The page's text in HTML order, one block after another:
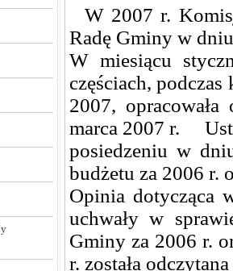
W 2007 r.
Radę Gminy w
W miesiącu
częściach,
2007,
marca 2007 r.
posiedzeniu w
budżetu za 2006 r.
Opinia
uchwały w
Gminy za 2006 r.
r. została